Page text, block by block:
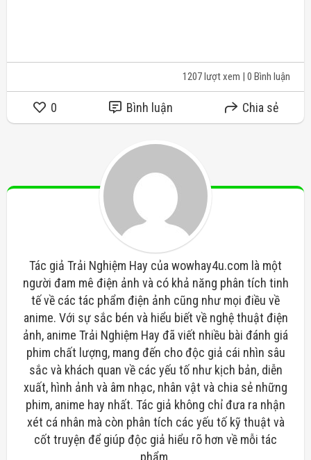
1207 lượt xem | 0 Bình luận
0 Bình luận Chia sẻ
Tác giả Trải Nghiệm Hay của wowhay4u.com là một
người đam mê điện ảnh và có khả năng phân tích tinh
tế về các tác phẩm điện ảnh cũng như mọi điều về
anime. Với sự sắc bén và hiểu biết về nghệ thuật điện
ảnh, anime Trải Nghiệm Hay đã viết nhiều bài đánh giá
phim chất lượng, mang đến cho độc giả cái nhìn sâu
sắc và khách quan về các yếu tố như kịch bản, diễn
xuất, hình ảnh và âm nhạc, nhân vật và chia sẻ những
phim, anime hay nhất. Tác giả không chỉ đưa ra nhận
xét cá nhân mà còn phân tích các yếu tố kỹ thuật và
cốt truyện để giúp độc giả hiểu rõ hơn về mỗi tác
phẩm.